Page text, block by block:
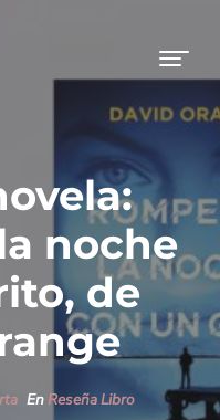
noche
de
En Reseña Libro